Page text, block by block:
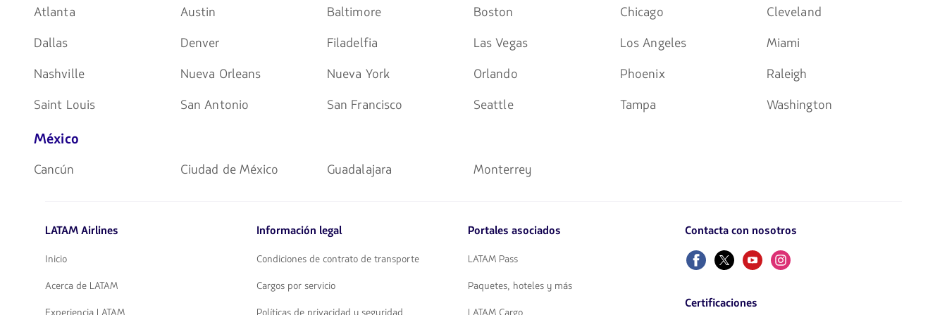
Atlanta Austin Baltimore Boston Chicago
Cleveland
Dallas
Denver Filadelfia Las Vegas Los Angeles
Miami
Nashville
Nueva Orleans Nueva York Orlando Phoenix
Raleigh
Saint Louis
San Antonio San Francisco Seattle Tampa Washington
México
Cancún Ciudad de México Guadalajara Monterrey
LATAM Airlines
Inicio
Acerca de LATAM
Información legal
Condiciones de contrato de transporte
Cargos por servicio
Portales asociados
LATAM Pass
Paquetes, hoteles y más
Contacta con nosotros
FacebookTwitterYoutubeInstagram
Certificaciones